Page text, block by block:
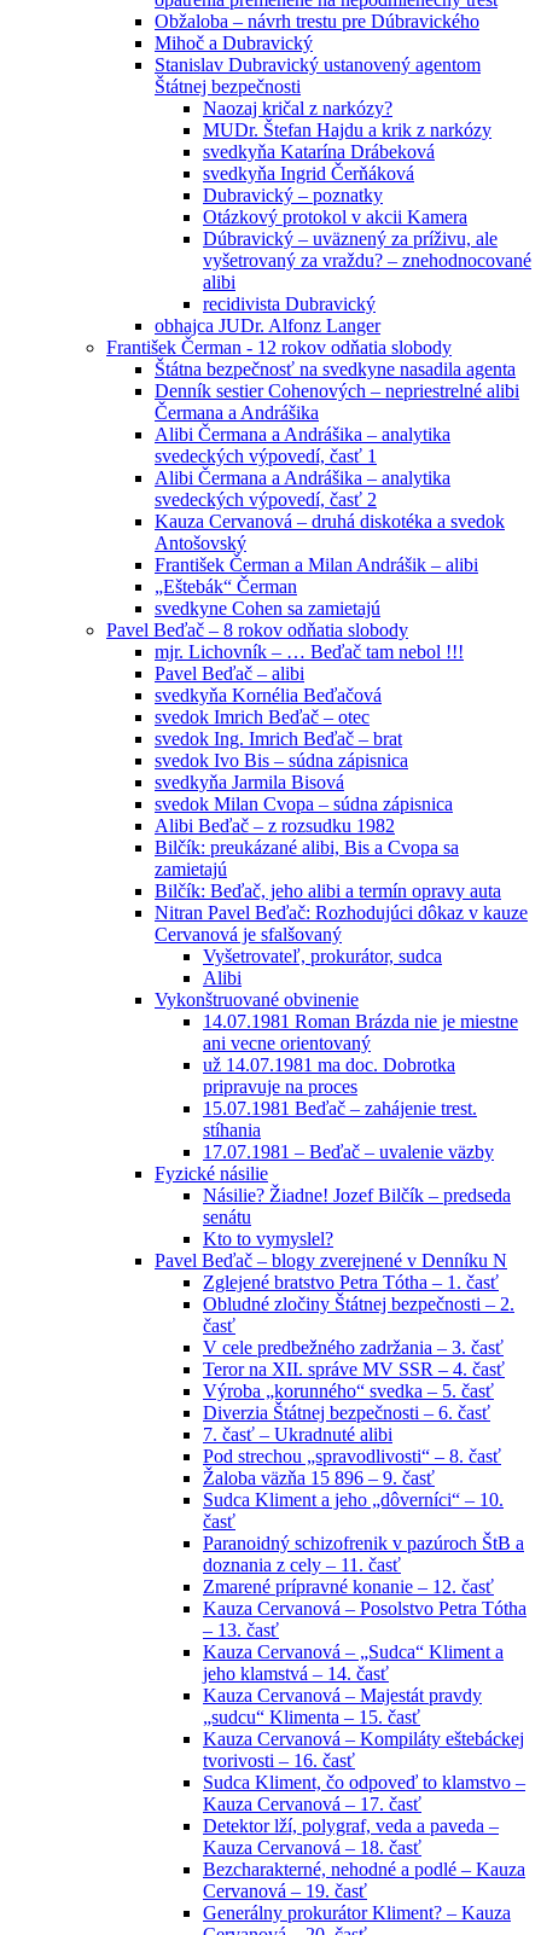
Obžaloba – návrh trestu pre Dúbravického
Mihoč a Dubravický
Stanislav Dubravický ustanovený agentom
Štátnej bezpečnosti
Naozaj kričal z narkózy?
MUDr. Štefan Hajdu a krik z narkózy
svedkyňa Katarína Drábeková
svedkyňa Ingrid Čerňáková
Dubravický – poznatky
Otázkový protokol v akcii Kamera
Dúbravický – uväznený za príživu, ale
vyšetrovaný za vraždu? – znehodnocované
alibi
recidivista Dubravický
obhajca JUDr. Alfonz Langer
František Čerman - 12 rokov odňatia slobody
Štátna bezpečnosť na svedkyne nasadila agenta
Denník sestier Cohenových – nepriestrelné alibi
Čermana a Andrášika
Alibi Čermana a Andrášika – analytika
svedeckých výpovedí, časť 1
Alibi Čermana a Andrášika – analytika
svedeckých výpovedí, časť 2
Kauza Cervanová – druhá diskotéka a svedok
Antošovský
František Čerman a Milan Andrášik – alibi
„Eštebák“ Čerman
svedkyne Cohen sa zamietajú
Pavel Beďač – 8 rokov odňatia slobody
mjr. Lichovník – … Beďač tam nebol !!!
Pavel Beďač – alibi
svedkyňa Kornélia Beďačová
svedok Imrich Beďač – otec
svedok Ing. Imrich Beďač – brat
svedok Ivo Bis – súdna zápisnica
svedkyňa Jarmila Bisová
svedok Milan Cvopa – súdna zápisnica
Alibi Beďač – z rozsudku 1982
Bilčík: preukázané alibi, Bis a Cvopa sa
zamietajú
Bilčík: Beďač, jeho alibi a termín opravy auta
Nitran Pavel Beďač: Rozhodujúci dôkaz v kauze
Cervanová je sfalšovaný
Vyšetrovateľ, prokurátor, sudca
Alibi
Vykonštruované obvinenie
14.07.1981 Roman Brázda nie je miestne
ani vecne orientovaný
už 14.07.1981 ma doc. Dobrotka
pripravuje na proces
15.07.1981 Beďač – zahájenie trest.
stíhania
17.07.1981 – Beďač – uvalenie väzby
Fyzické násilie
Násilie? Žiadne! Jozef Bilčík – predseda
senátu
Kto to vymyslel?
Pavel Beďač – blogy zverejnené v Denníku N
Zglejené bratstvo Petra Tótha – 1. časť
Obludné zločiny Štátnej bezpečnosti – 2.
časť
V cele predbežného zadržania – 3. časť
Teror na XII. správe MV SSR – 4. časť
Výroba „korunného“ svedka – 5. časť
Diverzia Štátnej bezpečnosti – 6. časť
7. časť – Ukradnuté alibi
Pod strechou „spravodlivosti“ – 8. časť
Žaloba väzňa 15 896 – 9. časť
Sudca Kliment a jeho „dôverníci“ – 10.
časť
Paranoidný schizofrenik v pazúroch ŠtB a
doznania z cely – 11. časť
Zmarené prípravné konanie – 12. časť
Kauza Cervanová – Posolstvo Petra Tótha
– 13. časť
Kauza Cervanová – „Sudca“ Kliment a
jeho klamstvá – 14. časť
Kauza Cervanová – Majestát pravdy
„sudcu“ Klimenta – 15. časť
Kauza Cervanová – Kompiláty eštebáckej
tvorivosti – 16. časť
Sudca Kliment, čo odpoveď to klamstvo –
Kauza Cervanová – 17. časť
Detektor lží, polygraf, veda a paveda –
Kauza Cervanová – 18. časť
Bezcharakterné, nehodné a podlé – Kauza
Cervanová – 19. časť
Generálny prokurátor Kliment? – Kauza